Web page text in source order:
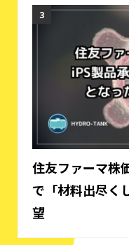
住友ファーマ株
で「材料出尽く
望